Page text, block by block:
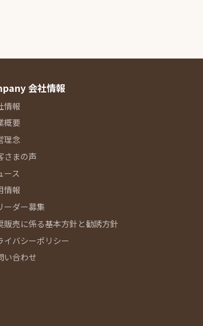
会社情報
情報
概要
理念
さまの声
ース
情報
ーダー募集
販売に係る基本方針と勧誘方針
イバシーポリシー
い合わせ